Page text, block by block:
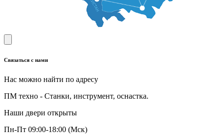
Связаться с нами
Нас можно найти по адресу
ПМ техно - Станки, инструмент, оснастка.
Наши двери открыты
Пн-Пт 09:00-18:00 (Мск)